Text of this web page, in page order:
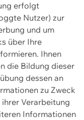
erfolgt
Nutzer) zur
und um
über Ihre
Ihnen
die Bildung dieser
dessen an
zu Zweck
Verarbeitung
Informationen